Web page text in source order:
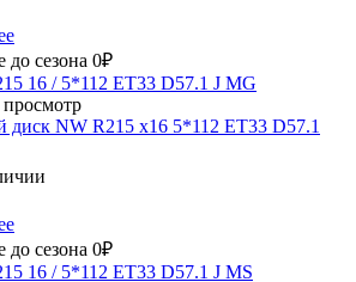
до сезона 0₽
диск NW R215 x16 5*112 ET33 D57.1
до сезона 0₽